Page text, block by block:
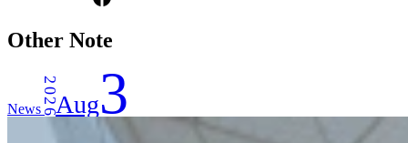
Other Note
News 2026Aug3